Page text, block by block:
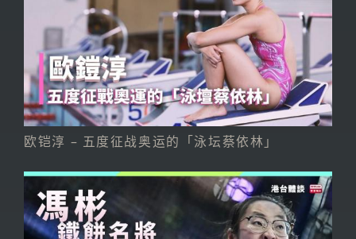
欧铠淳 – 五度征战奥运的「泳坛蔡依林」